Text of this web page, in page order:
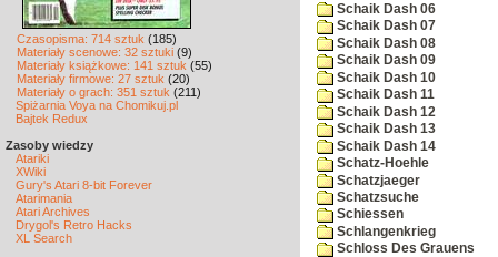
Czasopisma: 714 sztuk (185)
Materiały scenowe: 32 sztuki (9)
Materiały książkowe: 141 sztuk (55)
Materiały firmowe: 27 sztuk (20)
Materiały o grach: 351 sztuk (211)
Spiżarnia Voya na Chomikuj.pl
Bajtek Redux
Zasoby wiedzy
Atariki
XWiki
Gury's Atari 8-bit Forever
Atarimania
Atari Archives
Drygol's Retro Hacks
XL Search
Schaik Dash 06
Schaik Dash 07
Schaik Dash 08
Schaik Dash 09
Schaik Dash 10
Schaik Dash 11
Schaik Dash 12
Schaik Dash 13
Schaik Dash 14
Schatz-Hoehle
Schatzjaeger
Schatzsuche
Schiessen
Schlangenkrieg
Schloss Des Grauens